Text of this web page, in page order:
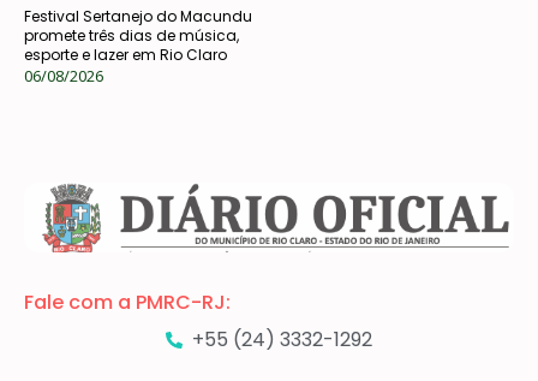
Festival Sertanejo do Macundu
promete três dias de música,
esporte e lazer em Rio Claro
06/08/2026
Fale com a PMRC-RJ:
+55 (24) 3332-1292